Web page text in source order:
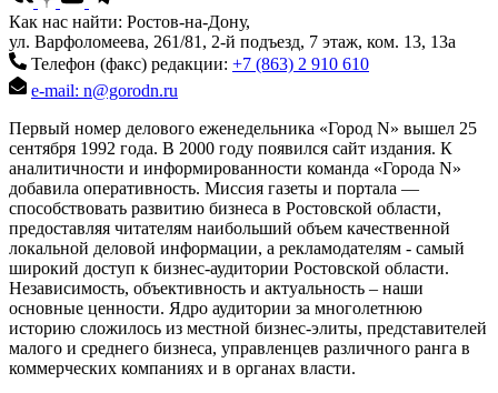
Как нас найти: Ростов-на-Дону,
ул. Варфоломеева, 261/81, 2-й подъезд, 7 этаж, ком. 13, 13а
Телефон (факс) редакции: +7 (863) 2 910 610
e-mail: n@gorodn.ru
Первый номер делового еженедельника «Город N» вышел 25
сентября 1992 года. В 2000 году появился сайт издания. К
аналитичности и информированности команда «Города N»
добавила оперативность. Миссия газеты и портала —
способствовать развитию бизнеса в Ростовской области,
предоставляя читателям наибольший объем качественной
локальной деловой информации, а рекламодателям - самый
широкий доступ к бизнес-аудитории Ростовской области.
Независимость, объективность и актуальность – наши
основные ценности. Ядро аудитории за многолетнюю
историю сложилось из местной бизнес-элиты, представителей
малого и среднего бизнеса, управленцев различного ранга в
коммерческих компаниях и в органах власти.